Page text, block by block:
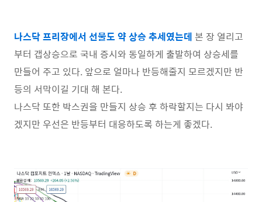
나스닥 프리장에서 선물도 약 상승 추세였는데 본 장 열리고
부터 갭상승으로 국내 증시와 동일하게 출발하여 상승세를
만들어 주고 있다. 앞으로 얼마나 반등해줄지 모르겠지만 반
등의 서막이길 기대 해 본다.
나스닥 또한 박스권을 만들지 상승 후 하락할지는 다시 봐야
겠지만 우선은 반등부터 대응하도록 하는게 좋겠다.